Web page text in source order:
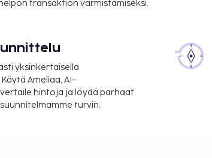
kansainvälinen lentoasema) -
transaktion varmistamiseksi.
yksinkertaisella
Ameliaa, AI-
hintoja ja löydä parhaat
turvin.